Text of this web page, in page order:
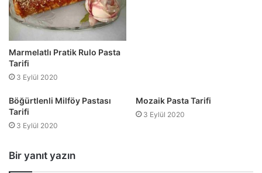
Marmelatlı Pratik Rulo Pasta
Tarifi
3 Eylül 2020
Böğürtlenli Milföy Pastası
Tarifi
3 Eylül 2020
Mozaik Pasta Tarifi
3 Eylül 2020
Bir yanıt yazın